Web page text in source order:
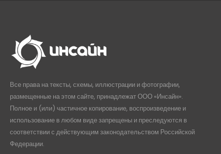
Все права на тексты, схемы, иллюстрации и фотографии,
размещенные на этом сайте, принадлежат ООО «Инсайн».
Полное и (или) частичное копирование, воспроизведение и
использование в любом виде запрещены и преследуются в
соответствии с действующим законодательством Российской
Федерации.